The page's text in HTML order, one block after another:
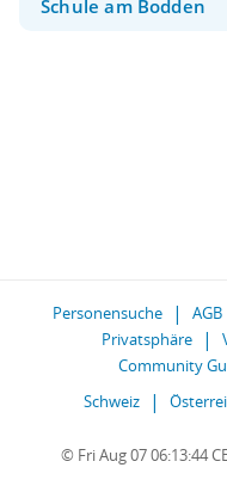
Schule am Bodden
Personensuche AGB
Privatsphäre
Community
Schweiz
© Fri Aug 07 06:13:44